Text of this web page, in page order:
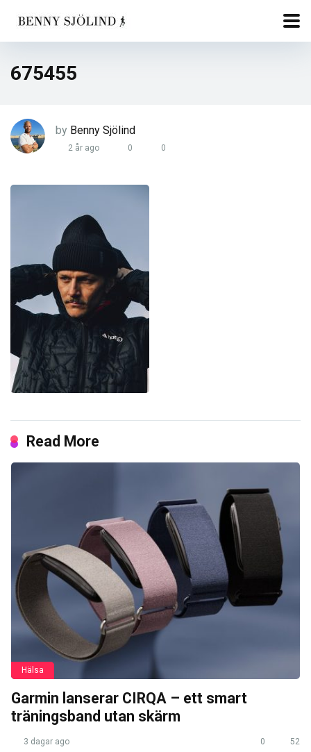
675455
by Benny Sjölind
2 år ago 0 0
Read More
Hälsa
Garmin lanserar CIRQA – ett smart
träningsband utan skärm
3 dagar ago 0 52